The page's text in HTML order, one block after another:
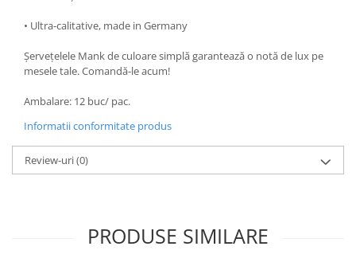
• Ultra-calitative, made in Germany
Șervețelele Mank de culoare simplă garantează o notă de lux pe
mesele tale. Comandă-le acum!
Ambalare: 12 buc/ pac.
Informatii conformitate produs
Review-uri(0)
PRODUSE SIMILARE